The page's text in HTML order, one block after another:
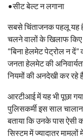
•सीट बेल्ट न लगाना
सबसे चिंताजनक पहलू यह
चलने वालों के खिलाफ
“बिना हेलमेट पेट्रोल न
जनता हेलमेट की
नियमों की अनदेखी कर रहे
आरटीआई में यह भी पूछा
पुलिसकर्मी इस साल
बताया कि उनके पास ऐसी
सिस्टम में ज्यादातर